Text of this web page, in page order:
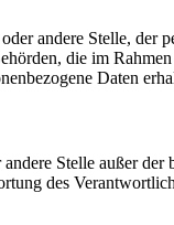
andere Stelle, der
die im
Daten
Stelle außer
des